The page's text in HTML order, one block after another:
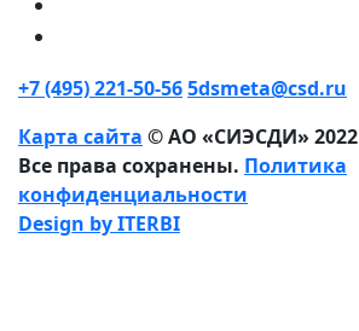
+7 (495) 221-50-565dsmeta@csd.ru
Карта сайта © АО «СИЭСДИ» 2022
Все права сохранены. Политика
конфиденциальности
Design by ITERBI